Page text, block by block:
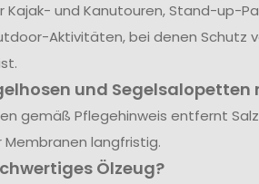
Kajak- und Kanutouren, Stand-up-
Aktivitäten, bei denen Schutz
und Segelsalopetten
gemäß Pflegehinweis entfernt
langfristig.
Ölzeug?